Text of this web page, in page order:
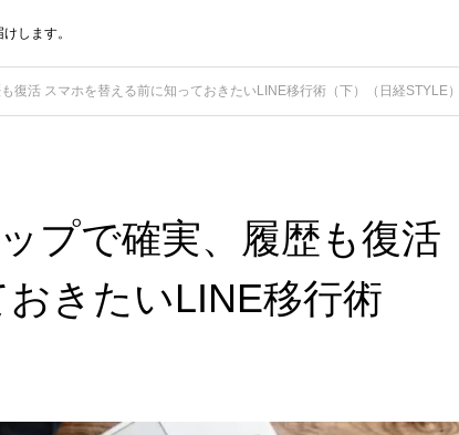
します。
活 スマホを替える前に知っておきたいLINE移行術（下）（日経STYLE）
プで確実、履歴も復活
きたいLINE移行術